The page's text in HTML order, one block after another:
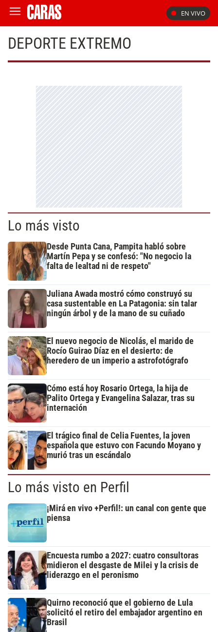
EN VIVO
DEPORTE EXTREMO
Lo más visto
Desde Punta Cana, Pampita habló sobre
Martín Pepa y se confesó: "No negocio la
falta de lealtad ni de respeto"
Juliana Awada mostró cómo construyó su
casa sustentable en La Patagonia: sin talar
ningún árbol y de la mano de su cuñado
El nuevo negocio de Nicolás, el marido de
Rocío Guirao Díaz en el desierto: de
heredero de un imperio a astrofotógrafo
Cómo está hoy Rosario Ortega, la hija de
Palito Ortega y Evangelina Salazar, tras su
internación
El trágico final de Celia Fuentes, la joven
española que estuvo con Facundo Moyano y
murió tras un escándalo
Lo más visto en Perfil
¡Mirá en vivo +Perfil!: un canal con gente que
piensa
Encuesta rumbo a 2027: cuatro consultoras
midieron el desgaste de Milei y la crisis de
liderazgo en el peronismo
Quirno reconoció que el gobierno de Lula
solicitó el retiro del embajador argentino en
Brasil